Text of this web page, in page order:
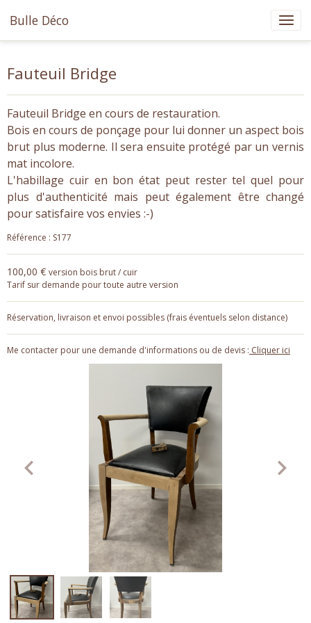
Bulle Déco
Fauteuil Bridge
Fauteuil Bridge en cours de restauration.
Bois en cours de ponçage pour lui donner un aspect bois
brut plus moderne. Il sera ensuite protégé par un vernis
mat incolore.
L'habillage cuir en bon état peut rester tel quel pour
plus d'authenticité mais peut également être changé
pour satisfaire vos envies :-)
Référence : S177
100,00 € version bois brut / cuir
Tarif sur demande pour toute autre version
Réservation, livraison et envoi possibles (frais éventuels selon distance)
Me contacter pour une demande d'informations ou de devis : Cliquer ici